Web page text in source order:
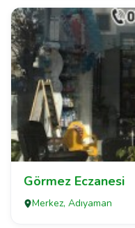
Görmez Eczanesi
Merkez, Adıyaman